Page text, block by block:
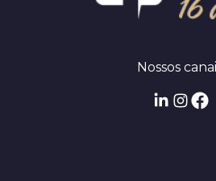
Nossos